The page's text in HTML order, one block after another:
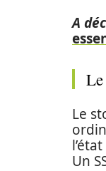
A
Le
Un